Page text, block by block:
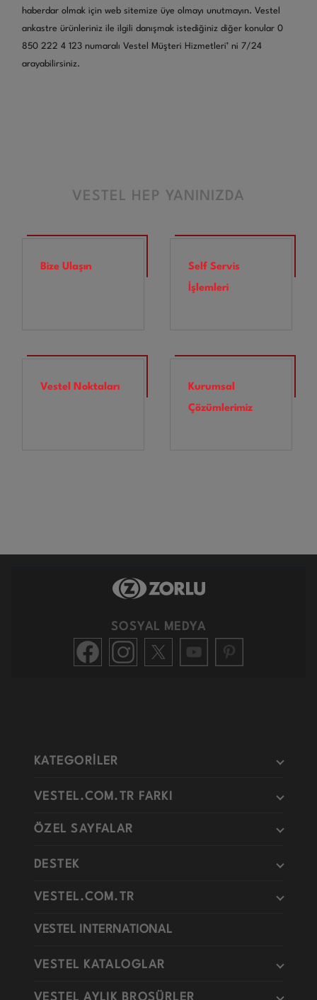
haberdar olmak için web sitemize üye olmayı unutmayın. Vestel
ankastre ürünleriniz ile ilgili danışmak istediğiniz diğer konular 0
850 222 4 123 numaralı Vestel Müşteri Hizmetleri’ ni 7/24
arayabilirsiniz.
VESTEL HEP YANINIZDA
Bize Ulaşın
Self Servis
İşlemleri
Vestel Noktaları
Kurumsal
Çözümlerimiz
SOSYAL MEDYA
KATEGORİLER
VESTEL.COM.TR FARKI
ÖZEL SAYFALAR
DESTEK
VESTEL.COM.TR
VESTEL INTERNATIONAL
VESTEL KATALOGLAR